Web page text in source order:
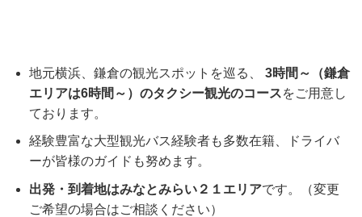
地元横浜、鎌倉の観光スポットを巡る、 3時間～（鎌倉
エリアは6時間～）のタクシー観光のコースをご用意し
ております。
経験豊富な大型観光バス経験者も多数在籍、ドライバ
ーが皆様のガイドも努めます。
出発・到着地はみなとみらい２１エリアです。（変更
ご希望の場合はご相談ください）